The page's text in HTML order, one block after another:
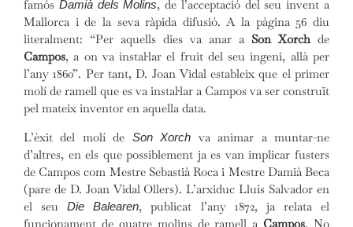
famósDamià dels Molins, de l’acceptació del seu invent a
Mallorca i de la seva ràpida difusió. A la pàgina 56 diu
literalment: “Per aquells dies va anar a Son Xorchde
Campos, a on va instal·lar el fruit del seu ingeni, allà per
l’any 1860”. Per tant, D. Joan Vidal estableix que el primer
molí de ramell que es va instal·lar a Campos va ser construït
pel mateix inventor en aquella data.
L’èxit del molí de Son Xorch va animar a muntar-ne
d’altres, en els que possiblement ja es van implicar fusters
de Campos com Mestre Sebastià Roca i Mestre Damià Beca
(pare de D. Joan Vidal Ollers). L’arxiduc Lluís Salvador en
el seuDie Balearen, publicat l’any 1872, ja relata el
funcionament de quatre molins de ramell a Campos. No